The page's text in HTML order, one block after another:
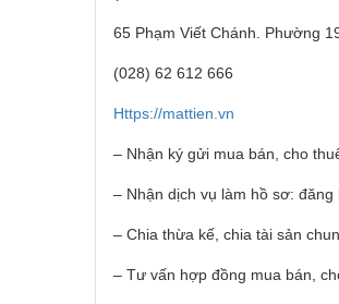
65 Phạm Viết Chánh. Phường
(028) 62 612 666
Https://mattien.vn
– Nhận ký gửi mua bán, cho
– Nhận dịch vụ làm hồ sơ:
– Chia thừa kế, chia tài sản
– Tư vấn hợp đồng mua bán,